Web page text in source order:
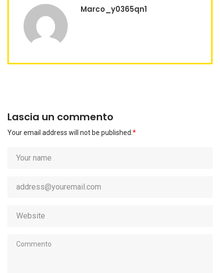
Marco_y0365qn1
Lascia un commento
Your email address will not be published. *